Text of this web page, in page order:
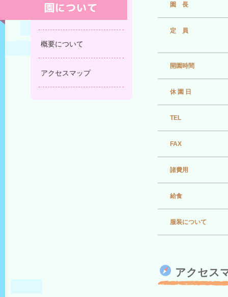
概要について
アクセスマップ
園 長
定 員
開園時間
休 園 日
TEL
FAX
諸費用
給食
服装について
アクセス